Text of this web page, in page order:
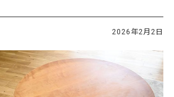
2026年2月2日